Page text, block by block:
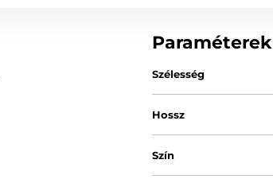
Paraméterek
Szélesség
Hossz
Szín